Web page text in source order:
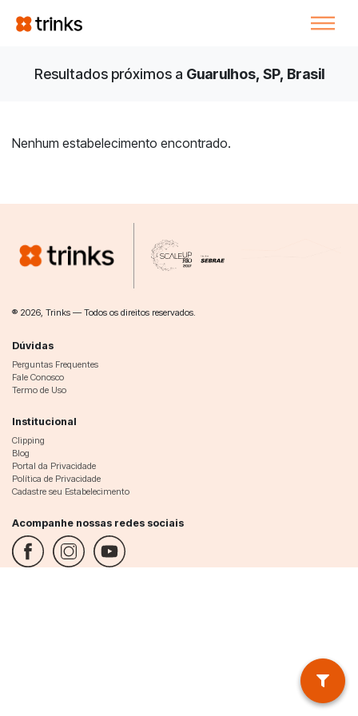
Resultados próximos a Guarulhos, SP, Brasil
Nenhum estabelecimento encontrado.
® 2026, Trinks — Todos os direitos reservados.
Dúvidas
Perguntas Frequentes
Fale Conosco
Termo de Uso
Institucional
Clipping
Blog
Portal da Privacidade
Política de Privacidade
Cadastre seu Estabelecimento
Acompanhe nossas redes sociais